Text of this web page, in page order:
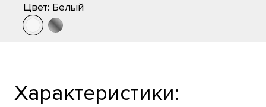
Цвет: Белый
Характеристики: